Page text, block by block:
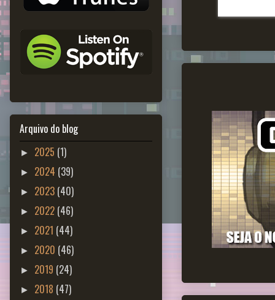
Arquivo do blog
► 2025 (1)
► 2024 (39)
► 2023 (40)
► 2022 (46)
► 2021 (44)
► 2020 (46)
► 2019 (24)
► 2018 (47)